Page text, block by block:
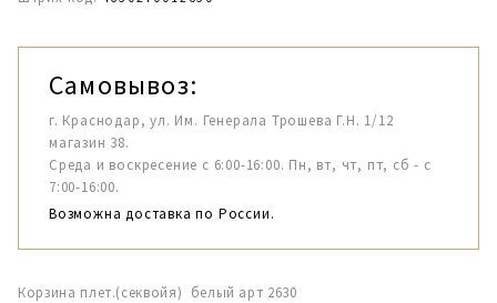
Самовывоз:
г. Краснодар, ул. Им. Генерала Трошева Г.Н. 1/12
магазин 38.
Среда и воскресение с 6:00-16:00. Пн, вт, чт, пт, сб - с
7:00-16:00.
Возможна доставка по России.
Корзина плет.(секвойя) белый арт 2630